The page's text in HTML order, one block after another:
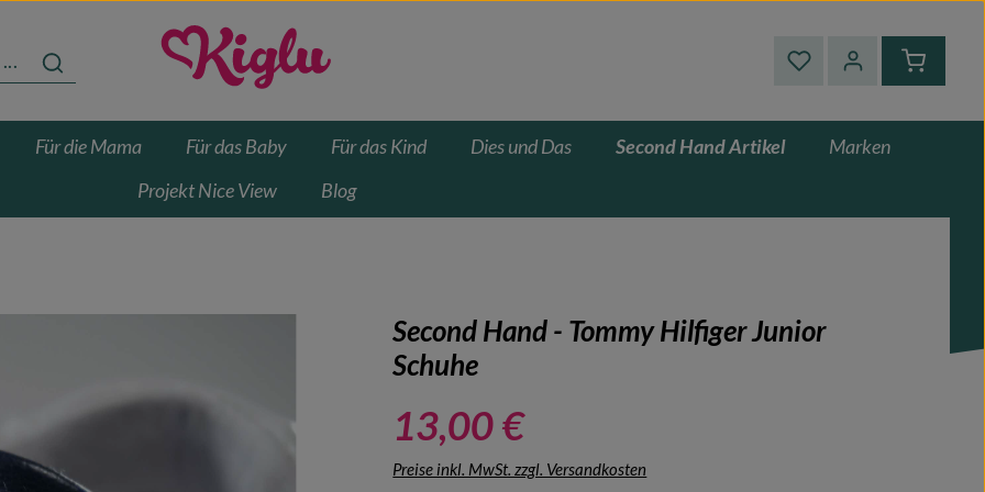
Du hast 0 Produkte auf
Für die Mama Für das Baby Für das Kind Dies und Das Second Hand Artikel
Marken
Projekt Nice View
Blog
Second Hand - Tommy Hilfiger Junior
Schuhe
13,00 €
Preise inkl. MwSt. zzgl. Versandkosten